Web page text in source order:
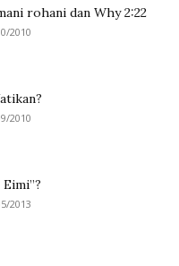
rohani dan Why 2:22
2010
2010
2013